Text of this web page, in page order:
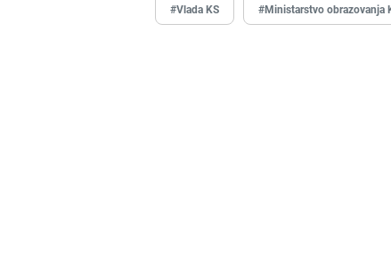
#Vlada KS #Ministarstvo obrazovanja